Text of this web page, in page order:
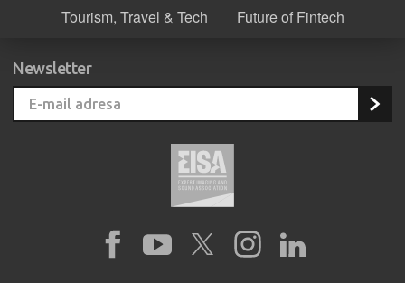
Tourism, Travel & Tech
Future of Fintech
Newsletter